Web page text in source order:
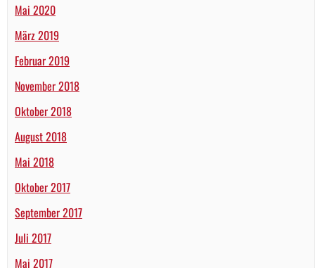
Mai 2020
März 2019
Februar 2019
November 2018
Oktober 2018
August 2018
Mai 2018
Oktober 2017
September 2017
Juli 2017
Mai 2017